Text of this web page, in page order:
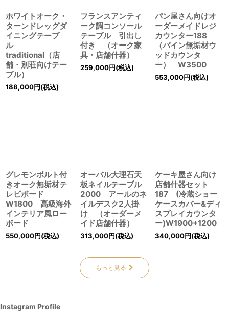
ホワイトオーク・
ターンドレッグダ
イニングテーブ
ル
traditional（店
舗・別荘向けテー
ブル）
188,000円(税込)
フランスアンティ
ーク調コンソール
テーブル 引出し
付き （オーク家
具・店舗什器）
259,000円(税込)
パン屋さん向けオ
ーダーメイドレジ
カウンター188
（パイン無垢材ウ
ッドカウンタ
ー） W3500
553,000円(税込)
グレモンボルト付
きオーク無垢材テ
レビボード
W1800 高級海外
インテリア風ロー
ボード
550,000円(税込)
オーバル大理石天
板ネイルテーブル
2000 アールのネ
イルデスク2人掛
け （オーダーメ
イド店舗什器）
313,000円(税込)
ケーキ屋さん向け
店舗什器セット
187 (冷蔵ショー
ケースカバー&ディ
スプレイカウンタ
ー)W1900+1200
340,000円(税込)
もっと見る
Instagram Profile